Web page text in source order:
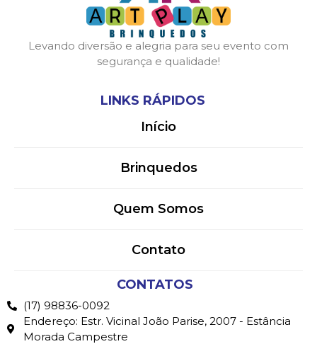
Levando diversão e alegria para seu evento com
segurança e qualidade!
LINKS RÁPIDOS
Início
Brinquedos
Quem Somos
Contato
CONTATOS
(17) 98836-0092
Endereço: Estr. Vicinal João Parise, 2007 - Estância
Morada Campestre